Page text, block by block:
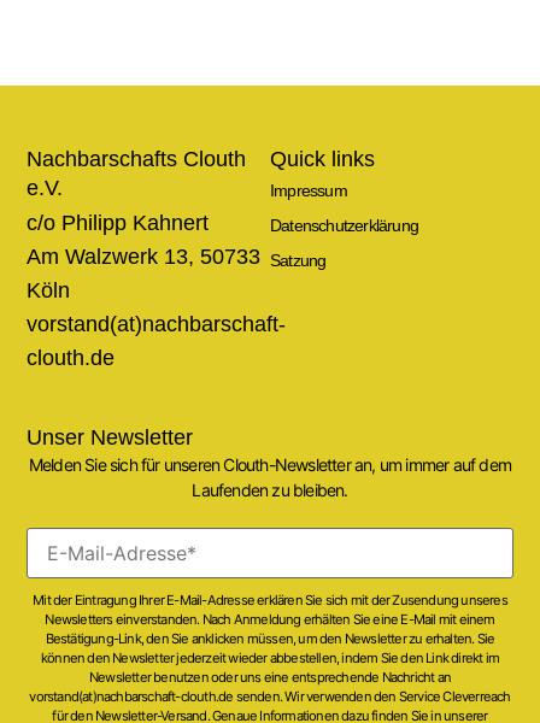
Quick links
Impressum
Datenschutzerklärung
Satzung
Nachbarschafts Clouth
e.V.
c/o Philipp Kahnert
Am Walzwerk 13, 50733
Köln
vorstand(at)nachbarschaft-
clouth.de
Unser Newsletter
Melden Sie sich für unseren Clouth-Newsletter an, um immer auf dem
Laufenden zu bleiben.
Mit der Eintragung Ihrer E-Mail-Adresse erklären Sie sich mit der Zusendung unseres
Newsletters einverstanden. Nach Anmeldung erhälten Sie eine E-Mail mit einem
Bestätigung-Link, den Sie anklicken müssen, um den Newsletter zu erhalten. Sie
können den Newsletter jederzeit wieder abbestellen, indem Sie den Link direkt im
Newsletter benutzen oder uns eine entsprechende Nachricht an
vorstand(at)nachbarschaft-clouth.de senden. Wir verwenden den Service Cleverreach
für den Newsletter-Versand. Genaue Informationen dazu finden Sie in unserer